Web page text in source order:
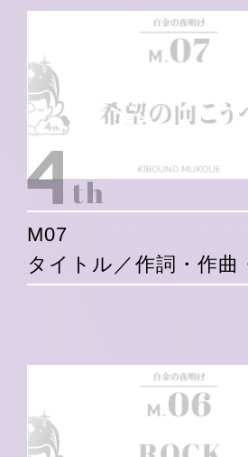
M07
タイトル／作詞・作曲